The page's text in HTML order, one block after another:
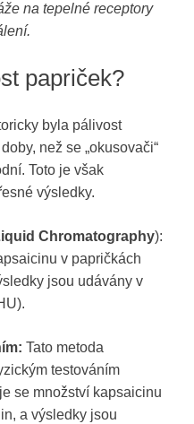
na tepelné receptory
papriček?
byla pálivost
než se „okusovači“
Toto je však
výsledky.
Chromatography):
v papričkách
jsou udávány v
Tato metoda
testováním
se množství kapsaicinu
a výsledky jsou